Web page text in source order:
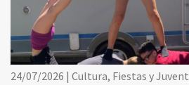
24/07/2026 | Cultura, Fiestas y